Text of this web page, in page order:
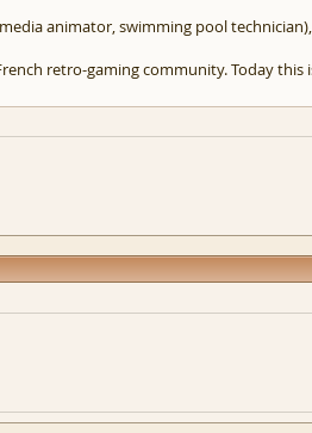
animator, swimming pool
retro-gaming community. Today this